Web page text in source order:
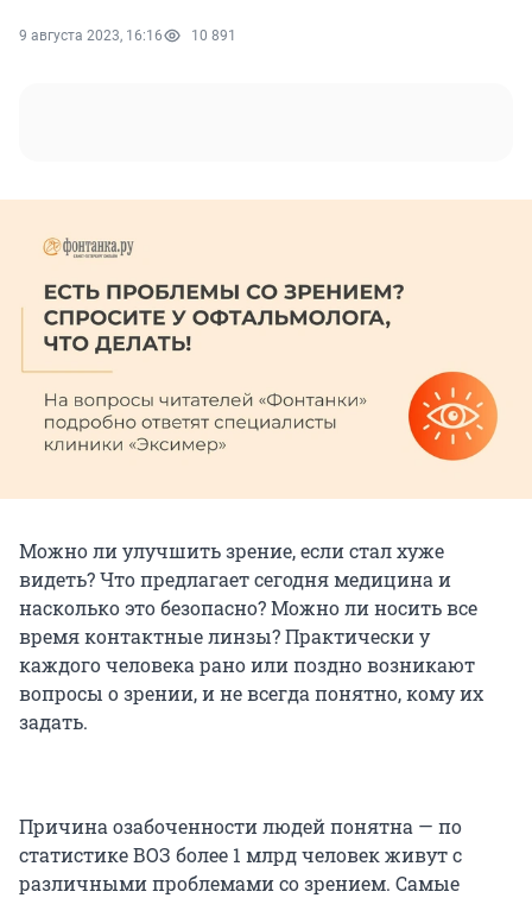
9 августа 2023, 16:16 10 891
Можно ли улучшить зрение, если стал хуже
видеть? Что предлагает сегодня медицина и
насколько это безопасно? Можно ли носить все
время контактные линзы? Практически у
каждого человека рано или поздно возникают
вопросы о зрении, и не всегда понятно, кому их
задать.
Причина озабоченности людей понятна — по
статистике ВОЗ более 1 млрд человек живут с
различными проблемами со зрением. Самые